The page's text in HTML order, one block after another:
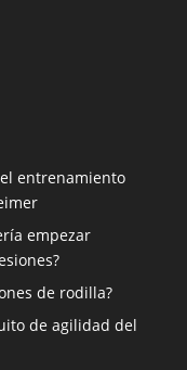
entrenamiento
empezar
de rodilla?
de agilidad del